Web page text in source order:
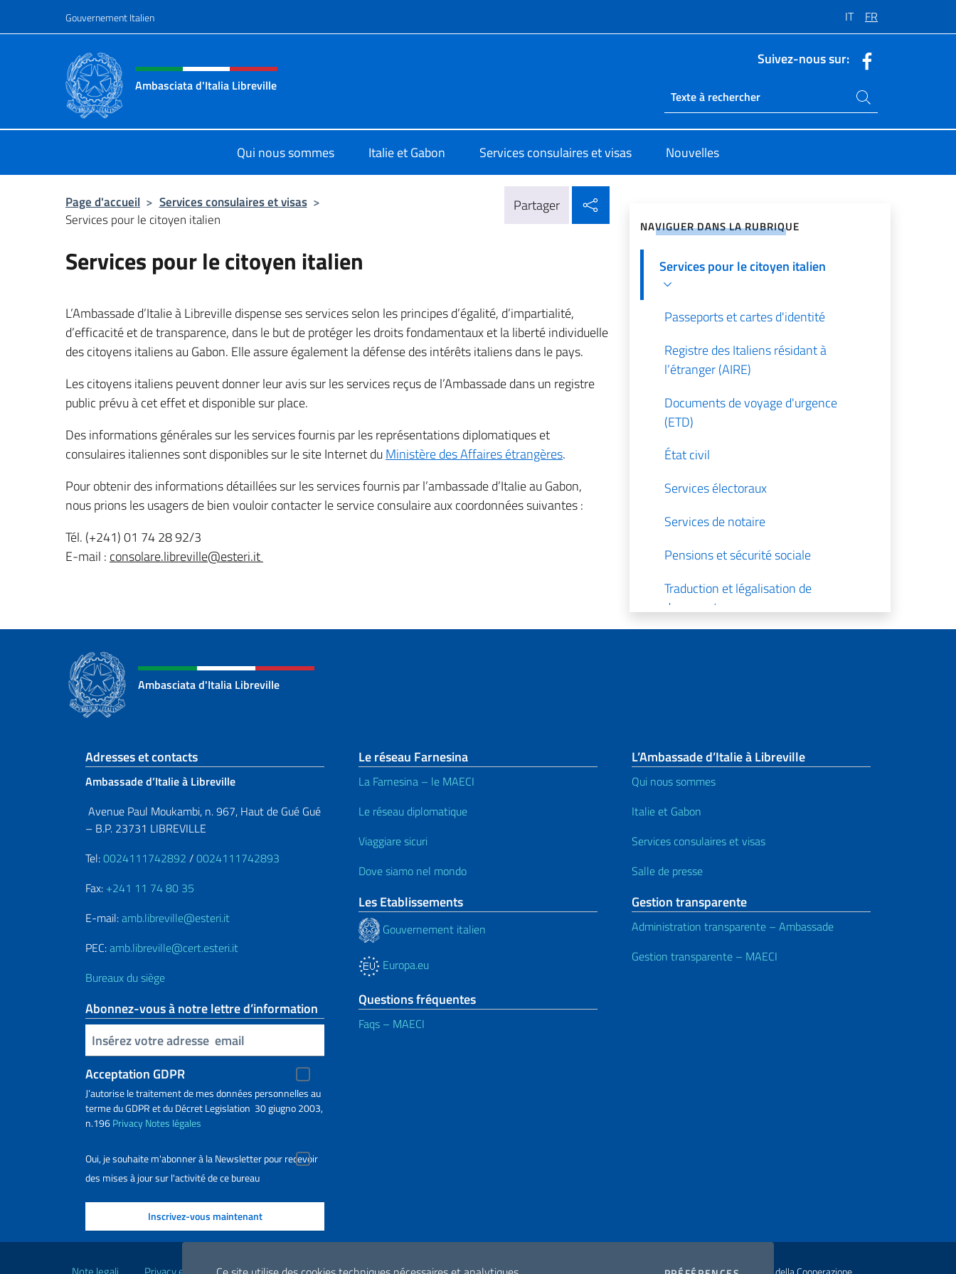
Gouvernement Italien IT FR
Site Web, social et en-tête de menu
Ambasciata d'Italia Libreville
Suivez-nous sur:
Ricerca sito live
Rechercher dans le site
Qui nous sommes Italie et Gabon Services consulaires et visas Nouvelles
Page d'accueil > Services consulaires et visas >
Services pour le citoyen italien
Partager
Services pour le citoyen italien
L’Ambassade d’Italie à Libreville dispense ses services selon les principes d’égalité, d’impartialité,
d’efficacité et de transparence, dans le but de protéger les droits fondamentaux et la liberté individuelle
des citoyens italiens au Gabon. Elle assure également la défense des intérêts italiens dans le pays.
Les citoyens italiens peuvent donner leur avis sur les services reçus de l’Ambassade dans un registre
public prévu à cet effet et disponible sur place.
Des informations générales sur les services fournis par les représentations diplomatiques et
consulaires italiennes sont disponibles sur le site Internet du Ministère des Affaires étrangères.
Pour obtenir des informations détaillées sur les services fournis par l’ambassade d’Italie au Gabon,
nous prions les usagers de bien vouloir contacter le service consulaire aux coordonnées suivantes :
Tél. (+241) 01 74 28 92/3
E-mail : consolare.libreville@esteri.it
NAVIGUER DANS LA RUBRIQUE
Services pour le citoyen italien
Passeports et cartes d'identité
Registre des Italiens résidant à
l’étranger (AIRE)
Documents de voyage d'urgence
(ETD)
État civil
Services électoraux
Services de notaire
Pensions et sécurité sociale
Traduction et légalisation de
documents
Services pour le citoyen étranger
Ambasciata d'Italia Libreville
Section de pied de page
Adresses et contacts
Ambassade d’Italie à Libreville
Avenue Paul Moukambi, n. 967, Haut de Gué Gué
– B.P. 23731 LIBREVILLE
Tel:0024111742892 /0024111742893
Fax: +241 11 74 80 35
E-mail:amb.libreville@esteri.it
PEC:amb.libreville@cert.esteri.it
Bureaux du siège
Abonnez-vous à notre lettre d’information
Insert your email
Acceptation GDPR
J’autorise le traitement de mes données personnelles au
terme du GDPR et du Décret Legislation 30 giugno 2003,
n.196PrivacyNotes légales
Oui, je souhaite m'abonner à la Newsletter pour recevoir
des mises à jour sur l'activité de ce bureau
Le réseau Farnesina
La Farnesina – le MAECI
Le réseau diplomatique
Viaggiare sicuri
Dove siamo nel mondo
Les Etablissements
Gouvernement italien
Europa.eu
Questions fréquentes
Faqs – MAECI
L’Ambassade d’Italie à Libreville
Qui nous sommes
Italie et Gabon
Services consulaires et visas
Salle de presse
Gestion transparente
Administration transparente – Ambassade
Gestion transparente – MAECI